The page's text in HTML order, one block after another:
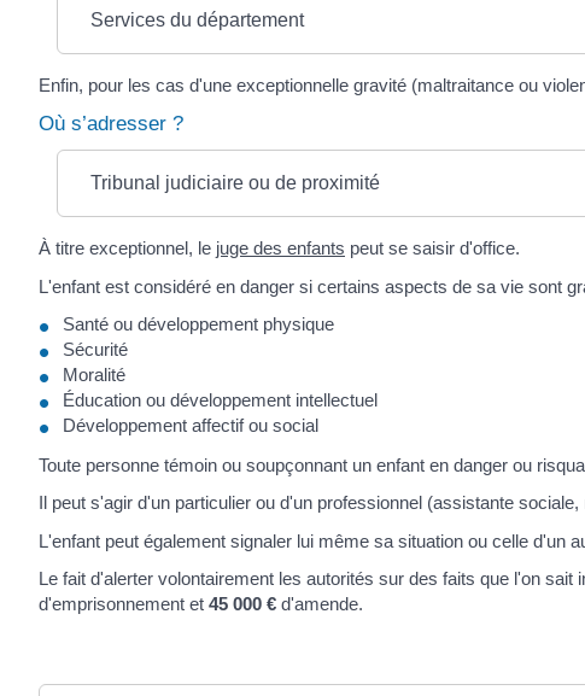
Services du département
Enfin, pour les cas d'une exceptionnelle gravité (maltraitance ou
Où s’adresser ?
Tribunal judiciaire ou de proximité
À titre exceptionnel, le juge des enfants peut se saisir d'office.
L'enfant est considéré en danger si certains aspects de sa vie sont
Santé ou développement physique
Sécurité
Moralité
Éducation ou développement intellectuel
Développement affectif ou social
Toute personne témoin ou soupçonnant un enfant en danger ou
Il peut s'agir d'un particulier ou d'un professionnel (assistante sociale,
L'enfant peut également signaler lui même sa situation ou celle d'un
Le fait d'alerter volontairement les autorités sur des faits que l'on
d'emprisonnement et 45 000 € d'amende.